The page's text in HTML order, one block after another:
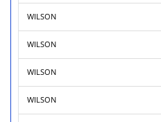
WILSON
WILSON
WILSON
WILSON